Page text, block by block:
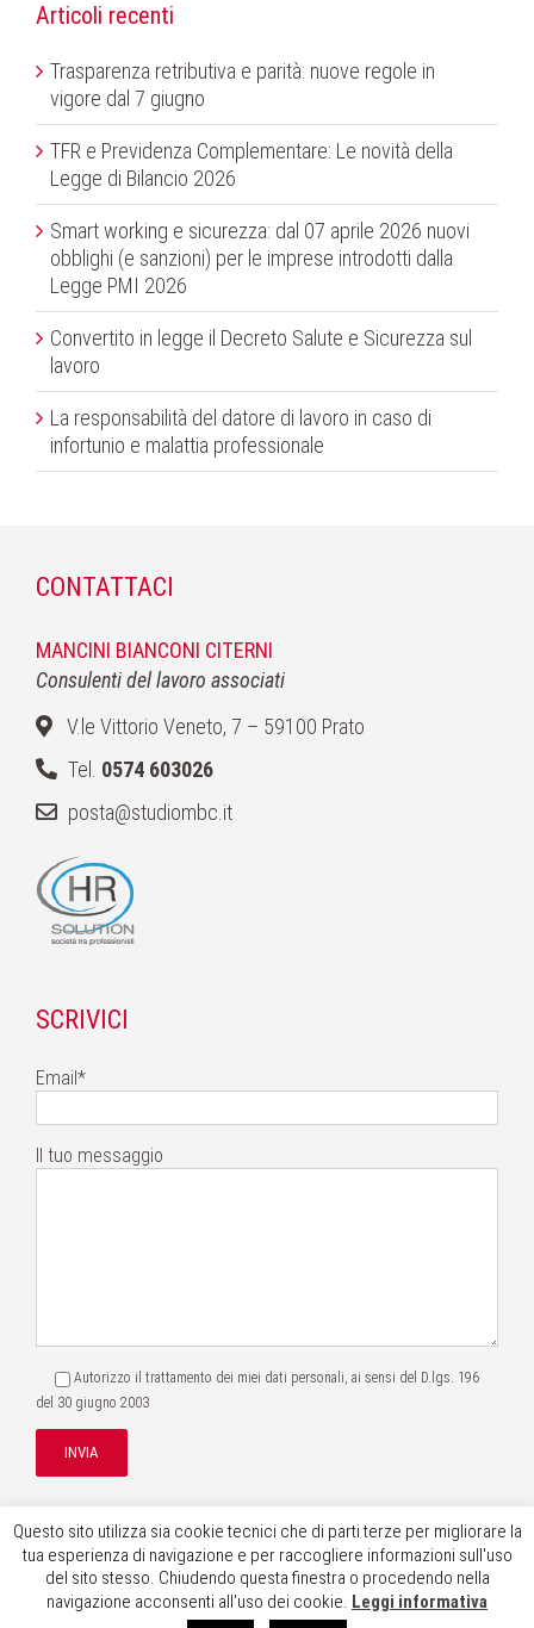
Articoli recenti
Trasparenza retributiva e parità: nuove regole in
vigore dal 7 giugno
TFR e Previdenza Complementare: Le novità della
Legge di Bilancio 2026
Smart working e sicurezza: dal 07 aprile 2026 nuovi
obblighi (e sanzioni) per le imprese introdotti dalla
Legge PMI 2026
Convertito in legge il Decreto Salute e Sicurezza sul
lavoro
La responsabilità del datore di lavoro in caso di
infortunio e malattia professionale
CONTATTACI
MANCINI BIANCONI CITERNI
Consulenti del lavoro associati
V.le Vittorio Veneto, 7 – 59100 Prato
Tel. 0574 603026
posta@studiombc.it
SCRIVICI
Email*
Il tuo messaggio
Autorizzo il trattamento dei miei dati personali, ai sensi del D.lgs. 196
del 30 giugno 2003
© 2026 - Mancini Bianconi Citerni consulenti del lavoro associati - V.le Vittorio
Questo sito utilizza sia cookie tecnici che di parti terze per migliorare la
tua esperienza di navigazione e per raccogliere informazioni sull'uso
del sito stesso. Chiudendo questa finestra o procedendo nella
navigazione acconsenti all'uso dei cookie. Leggi informativa